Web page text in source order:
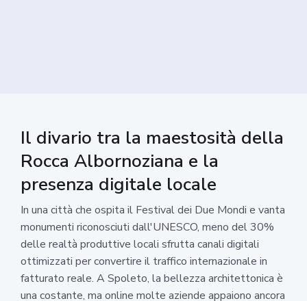
Il divario tra la maestosità della
Rocca Albornoziana e la
presenza digitale locale
In una città che ospita il Festival dei Due Mondi e vanta
monumenti riconosciuti dall'UNESCO, meno del 30%
delle realtà produttive locali sfrutta canali digitali
ottimizzati per convertire il traffico internazionale in
fatturato reale. A Spoleto, la bellezza architettonica è
una costante, ma online molte aziende appaiono ancora